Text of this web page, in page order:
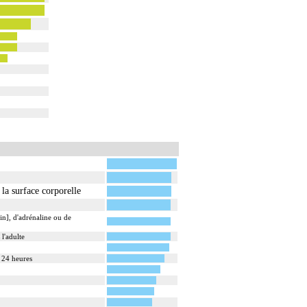
surface corporelle
d'adrénaline ou de
l'adulte
heures